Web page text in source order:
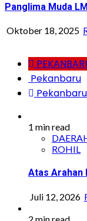
Panglima Muda
Oktober 18, 2025
Pekanbaru
Pekanbaru
1 min read
ROHIL
Atas Arahan
Juli 12, 2026
2 min read